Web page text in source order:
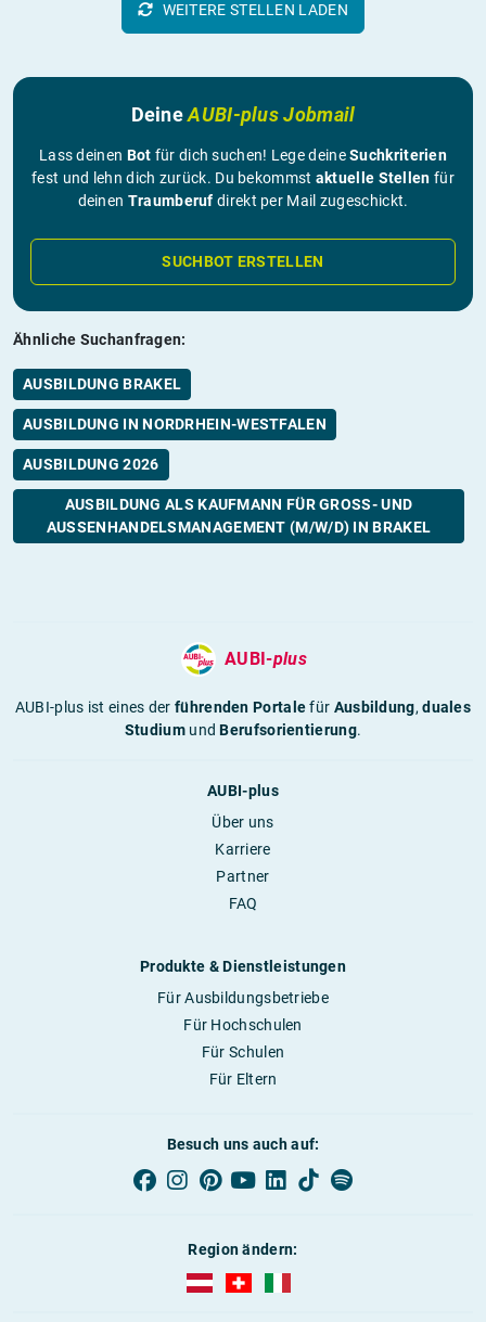
WEITERE STELLEN LADEN
DeineAUBI-plus Jobmail
Lass deinen Bot für dich suchen! Lege deineSuchkriterien
fest und lehn dich zurück. Du bekommst aktuelle Stellen für
deinen Traumberuf direkt per Mail zugeschickt.
SUCHBOT ERSTELLEN
Ähnliche Suchanfragen:
AUSBILDUNG BRAKEL
AUSBILDUNG IN NORDRHEIN-WESTFALEN
AUSBILDUNG 2026
AUSBILDUNG ALS KAUFMANN FÜR GROSS- UND A
USSENHANDELSMANAGEMENT (M/W/D) IN BRAKEL
AUBI-plus
AUBI-plus ist eines derführenden Portalefür Ausbildung,duales
StudiumundBerufsorientierung.
AUBI-plus
Über uns
Karriere
Partner
FAQ
Produkte & Dienstleistungen
Für Ausbildungsbetriebe
Für Hochschulen
Für Schulen
Für Eltern
Besuch uns auch auf:
Region ändern:
AUBI-plus Österreich (deutsch)